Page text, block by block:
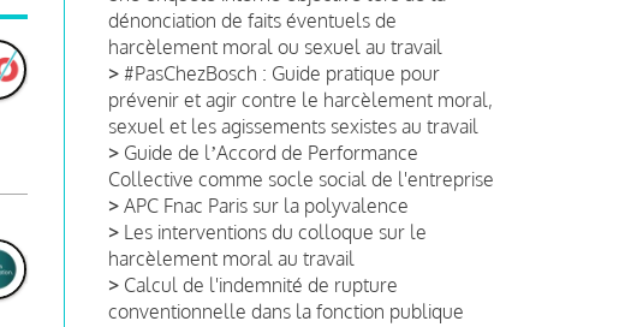
dénonciation de faits éventuels de
harcèlement moral ou sexuel au travail
> #PasChezBosch : Guide pratique pour
prévenir et agir contre le harcèlement moral,
sexuel et les agissements sexistes au travail
> Guide de lʼAccord de Performance
Collective comme socle social de l'entreprise
> APC Fnac Paris sur la polyvalence
> Les interventions du colloque sur le
harcèlement moral au travail
> Calcul de l'indemnité de rupture
conventionnelle dans la fonction publique